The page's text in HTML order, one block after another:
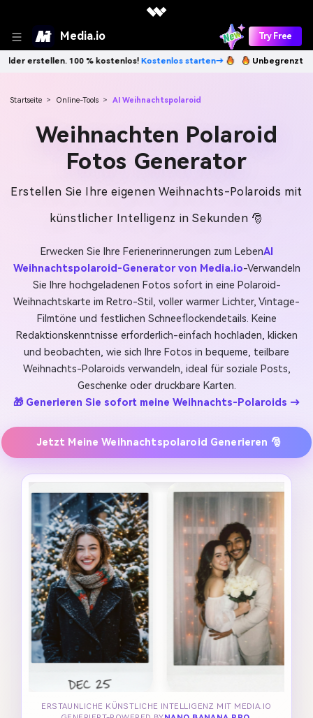
Media.io Try Free
% kostenlos!Kostenlos starten→ Unbegrenzt KI-Bilder
Startseite > Online-Tools > AI Weihnachtspolaroid
Weihnachten Polaroid
Fotos Generator
Erstellen Sie Ihre eigenen Weihnachts-Polaroids mit
künstlicher Intelligenz in Sekunden 🎅
Erwecken Sie Ihre Ferienerinnerungen zum LebenAI
Weihnachtspolaroid-Generator von Media.io-Verwandeln
Sie Ihre hochgeladenen Fotos sofort in eine Polaroid-
Weihnachtskarte im Retro-Stil, voller warmer Lichter, Vintage-
Filmtöne und festlichen Schneeflockendetails. Keine
Redaktionskenntnisse erforderlich-einfach hochladen, klicken
und beobachten, wie sich Ihre Fotos in bequeme, teilbare
Weihnachts-Polaroids verwandeln, ideal für soziale Posts,
Geschenke oder druckbare Karten.
🎁 Generieren Sie sofort meine Weihnachts-Polaroids →
Jetzt Meine Weihnachtspolaroid Generieren 🎅
ERSTAUNLICHE KÜNSTLICHE INTELLIGENZ MIT MEDIA.IO